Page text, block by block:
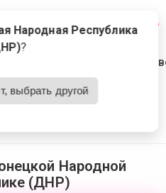
Республике (ДНР) Что это?
Народной
(ДНР)
Народная Республика
?
выбрать другой